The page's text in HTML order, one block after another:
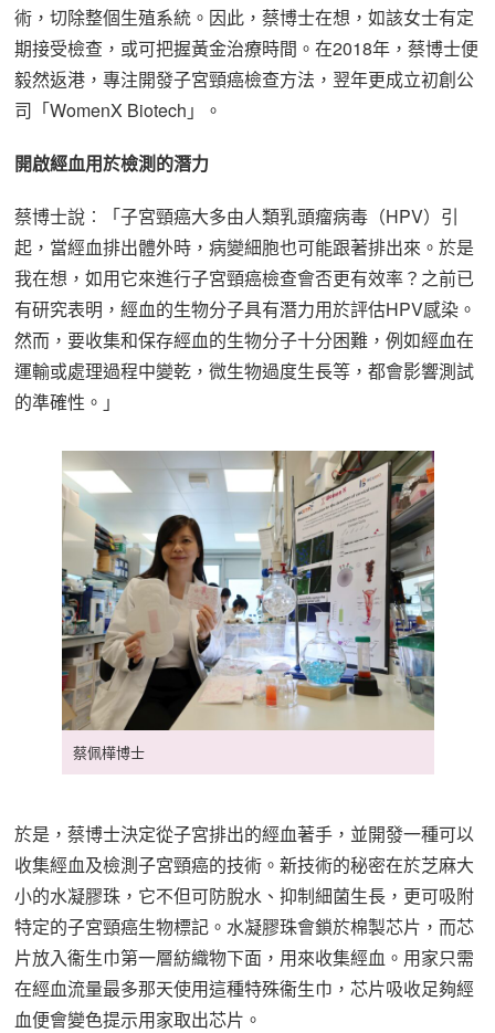
術，切除整個生殖系統。因此，蔡博士在想，如該女士有定
期接受檢查，或可把握黃金治療時間。在2018年，蔡博士便
毅然返港，專注開發子宮頸癌檢查方法，翌年更成立初創公
司「WomenX Biotech」。
開啟經血用於檢測的潛力
蔡博士說︰「子宮頸癌大多由人類乳頭瘤病毒（HPV）引
起，當經血排出體外時，病變細胞也可能跟著排出來。於是
我在想，如用它來進行子宮頸癌檢查會否更有效率？之前已
有研究表明，經血的生物分子具有潛力用於評估HPV感染。
然而，要收集和保存經血的生物分子十分困難，例如經血在
運輸或處理過程中變乾，微生物過度生長等，都會影響測試
的準確性。」
蔡佩樺博士
於是，蔡博士決定從子宮排出的經血著手，並開發一種可以
收集經血及檢測子宮頸癌的技術。新技術的秘密在於芝麻大
小的水凝膠珠，它不但可防脫水、抑制細菌生長，更可吸附
特定的子宮頸癌生物標記。水凝膠珠會鎖於棉製芯片，而芯
片放入衞生巾第一層紡織物下面，用來收集經血。用家只需
在經血流量最多那天使用這種特殊衞生巾，芯片吸收足夠經
血便會變色提示用家取出芯片。